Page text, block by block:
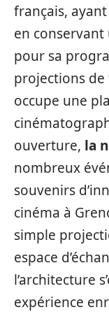
français,
en
pour sa
projections de
occupe une
ouverture, la
nombreux
souvenirs
cinéma à
simple
espace
l’architecture
expérience